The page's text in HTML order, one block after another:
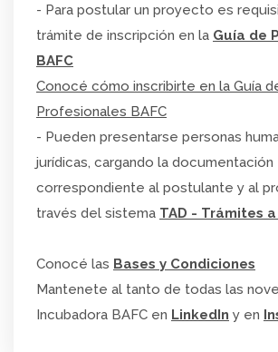
- Para postular un proyecto es
trámite de inscripción en la Guía de
BAFC
Conocé cómo inscribirte en la Guía
Profesionales BAFC
- Pueden presentarse personas
jurídicas, cargando la documentación
correspondiente al postulante y al
través del sistema TAD - Trámites
Conocé las Bases y Condiciones
Mantenete al tanto de todas las
Incubadora BAFC en LinkedIn y en